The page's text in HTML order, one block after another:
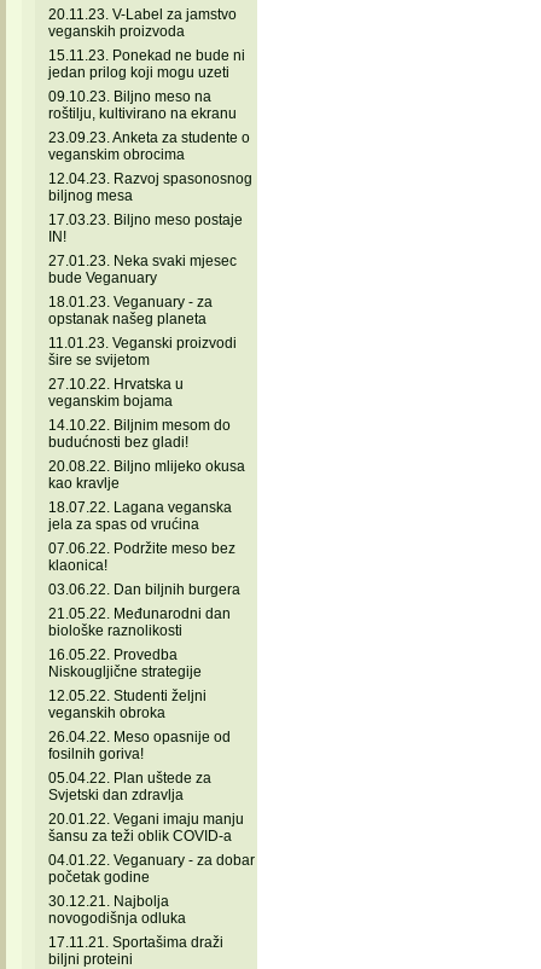
20.11.23. V-Label za jamstvo
veganskih proizvoda
15.11.23. Ponekad ne bude ni
jedan prilog koji mogu uzeti
09.10.23. Biljno meso na
roštilju, kultivirano na ekranu
23.09.23. Anketa za studente o
veganskim obrocima
12.04.23. Razvoj spasonosnog
biljnog mesa
17.03.23. Biljno meso postaje
IN!
27.01.23. Neka svaki mjesec
bude Veganuary
18.01.23. Veganuary - za
opstanak našeg planeta
11.01.23. Veganski proizvodi
šire se svijetom
27.10.22. Hrvatska u
veganskim bojama
14.10.22. Biljnim mesom do
budućnosti bez gladi!
20.08.22. Biljno mlijeko okusa
kao kravlje
18.07.22. Lagana veganska
jela za spas od vrućina
07.06.22. Podržite meso bez
klaonica!
03.06.22. Dan biljnih burgera
21.05.22. Međunarodni dan
biološke raznolikosti
16.05.22. Provedba
Niskougljične strategije
12.05.22. Studenti željni
veganskih obroka
26.04.22. Meso opasnije od
fosilnih goriva!
05.04.22. Plan uštede za
Svjetski dan zdravlja
20.01.22. Vegani imaju manju
šansu za teži oblik COVID-a
04.01.22. Veganuary - za dobar
početak godine
30.12.21. Najbolja
novogodišnja odluka
17.11.21. Sportašima draži
biljni proteini